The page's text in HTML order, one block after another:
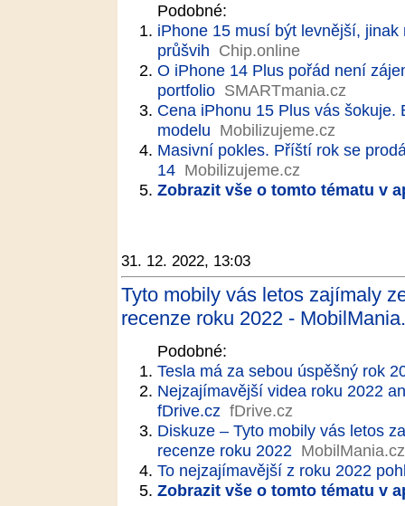
Podobné:
iPhone 15 musí být levnější,
průšvih Chip.online
O iPhone 14 Plus pořád není
portfolio SMARTmania.cz
Cena iPhonu 15 Plus vás
modelu Mobilizujeme.cz
Masivní pokles. Příští rok se
14 Mobilizujeme.cz
Zobrazit vše o tomto tématu v
31. 12. 2022, 13:03
Tyto mobily vás letos zajímaly
recenze roku 2022 -
Podobné:
Tesla má za sebou úspěšný rok
Nejzajímavější videa roku 2022
fDrive.cz fDrive.cz
Diskuze – Tyto mobily vás letos
recenze roku 2022 MobilMania.cz
To nejzajímavější z roku 2022
Zobrazit vše o tomto tématu v